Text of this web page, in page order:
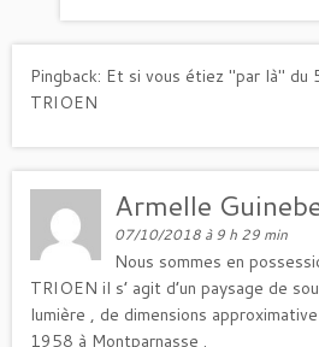
Pingback: Et si vous étiez "par là" du
TRIOEN
Armelle
07/10/2018 à 9 h 29 min
Nous sommes en
TRIOEN il s’ agit d’un paysage de
lumière , de dimensions
1958 à Montparnasse .